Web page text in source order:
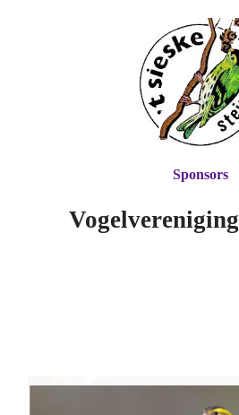
Vogelvereniging
Sponsors